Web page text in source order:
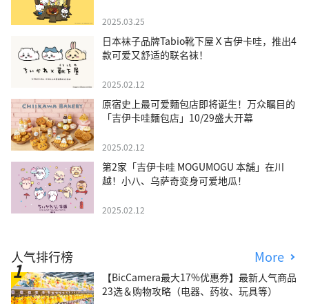
2025.03.25
日本袜子品牌Tabio靴下屋Ｘ吉伊卡哇，推出4
款可爱又舒适的联名袜！
2025.02.12
原宿史上最可爱麵包店即将诞生！万众瞩目的
「吉伊卡哇麵包店」10/29盛大开幕
2025.02.12
第2家「吉伊卡哇 MOGUMOGU 本舖」在川
越！小八、乌萨奇变身可爱地瓜！
2025.02.12
人气排行榜 More
【BicCamera最大17%优惠券】最新人气商品
23选＆购物攻略（电器、药妆、玩具等）